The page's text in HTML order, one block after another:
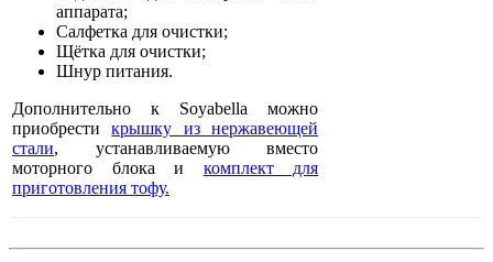
аппарата;
Салфетка для очистки;
Щётка для очистки;
Шнур питания.
Дополнительно к Soyabella можно
приобрестикрышку из нержавеющей
стали, устанавливаемую вместо
моторного блока и комплект для
приготовления тофу.